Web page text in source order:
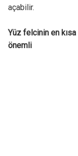
açabilir.
Yüz felcinin en
önemli